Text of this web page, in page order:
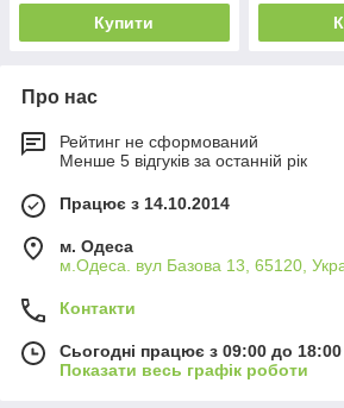
Купити
Про нас
Рейтинг не сформований
Менше 5 відгуків за останній рік
Працює з 14.10.2014
м. Одеса
м.Одеса. вул Базова 13, 65120,
Контакти
Сьогодні працює з 09:00 до 18:00
Показати весь графік роботи